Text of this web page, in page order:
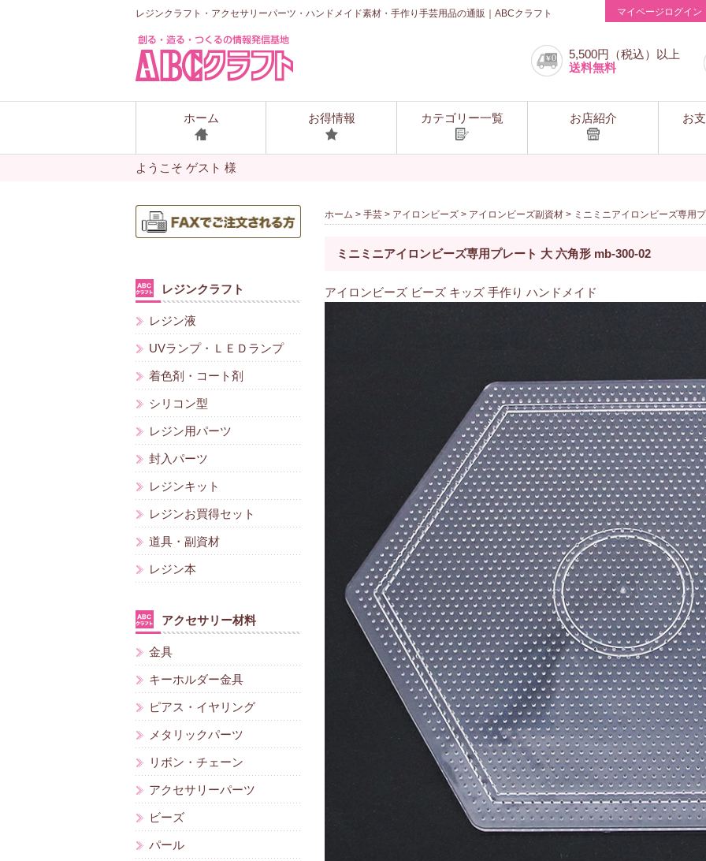
レジンクラフト・アクセサリーパーツ・ハンドメイド素材・手作り手芸用品の通販｜ABCクラフト マイページログイン
5,500円（税込）以上
送料無料
ホーム お得情報 カテゴリー一覧 お店紹介 お
ようこそ ゲスト 様
ホーム > 手芸 > アイロンビーズ > アイロンビーズ副資材 > ミニミニアイロンビーズ専用
ミニミニアイロンビーズ専用プレート 大 六角形 mb-300-02
アイロンビーズ ビーズ キッズ 手作り ハンドメイド
レジンクラフト
レジン液
UVランプ・ＬＥＤランプ
着色剤・コート剤
シリコン型
レジン用パーツ
封入パーツ
レジンキット
レジンお買得セット
道具・副資材
レジン本
アクセサリー材料
金具
キーホルダー金具
ピアス・イヤリング
メタリックパーツ
リボン・チェーン
アクセサリーパーツ
ビーズ
パール